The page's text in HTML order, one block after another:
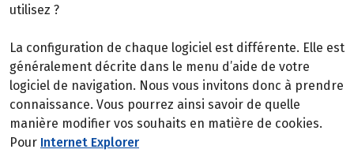
utilisez ?
La configuration de chaque logiciel est différente. Elle est
généralement décrite dans le menu d’aide de votre
logiciel de navigation. Nous vous invitons donc à prendre
connaissance. Vous pourrez ainsi savoir de quelle
manière modifier vos souhaits en matière de cookies.
Pour Internet Explorer